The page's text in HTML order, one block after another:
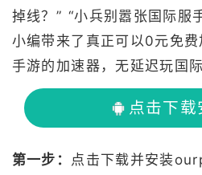
掉线？” “小兵别嚣张国际服
小编带来了真正可以0元免
手游的加速器，无延迟玩国际
点击下载
第一步： 点击下载并安装